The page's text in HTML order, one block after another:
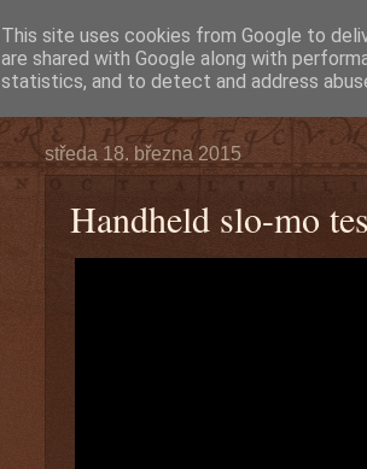
středa 18. března 2015
Handheld slo-mo
This site uses cookies from Google to
are shared with Google along with
statistics, and to detect and address